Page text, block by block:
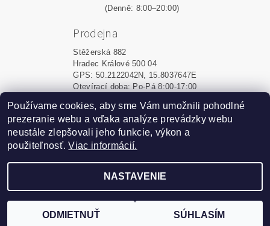
(Denně: 8:00–20:00)
Prodejna
Stěžerská 882
Hradec Králové 500 04
GPS: 50.2122042N, 15.8037647E
Otevírací doba: Po-Pá 8:00-17:00
Shoptet.sk MôjPrvýEshop.sk
Vytvoril Shoptet
Podle zákona o evidenci tržeb je prodávající povinen
vystavit kupujícímu účtenku. Zároveň je povinen zaevidovat
Používame cookies, aby sme Vám umožnili pohodlné
prezeranie webu a vďaka analýze prevádzky webu
neustále zlepšovali jeho funkcie, výkon a
použiteľnosť.Viac informácií.
NASTAVENIE
ODMIETNUŤ SÚHLASÍM